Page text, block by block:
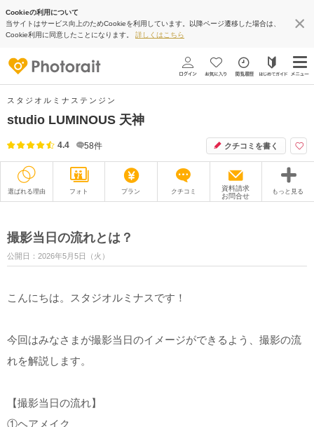
Cookieの利用について
当サイトはサービス向上のためCookieを利用しています。以降ページ遷移した場合は、
Cookie利用に同意したことになります。 詳しくはこちら
スタジオルミナステンジン
studio LUMINOUS 天神
4.4 58件 クチコミを書く
選ばれる理由 フォト プラン クチコミ
資料請求
お問合せ
もっと見る
衣装
アクセス/TEL
撮影当日の流れとは？
公開日：2026年5月5日（火）
こんにちは。スタジオルミナスです！
今回はみなさまが撮影当日のイメージができるよう、撮影の流
れを解説します。
【撮影当日の流れ】
①ヘアメイク